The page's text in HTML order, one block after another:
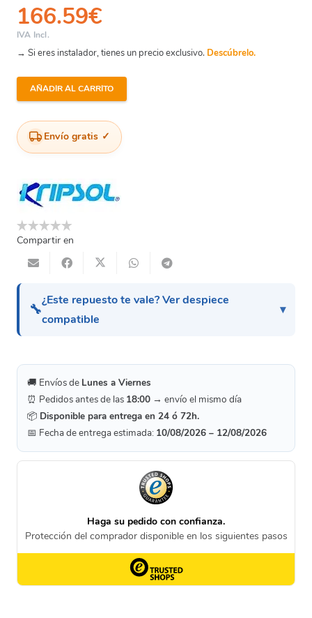
166.59€
IVA Incl.
→ Si eres instalador, tienes un precio exclusivo. Descúbrelo.
Bomba
(Kse)
-
Prefiltro
Kripsol
cantidad
AÑADIR AL CARRITO
Envío gratis
Compartir en
🔧
¿Este repuesto te vale? Ver despiece
compatible
🚚 Envíos de Lunes a Viernes
⏰ Pedidos antes de las 18:00 → envío el mismo día
📦 Disponible para entrega en 24 ó 72h.
📅 Fecha de entrega estimada: 10/08/2026 – 12/08/2026